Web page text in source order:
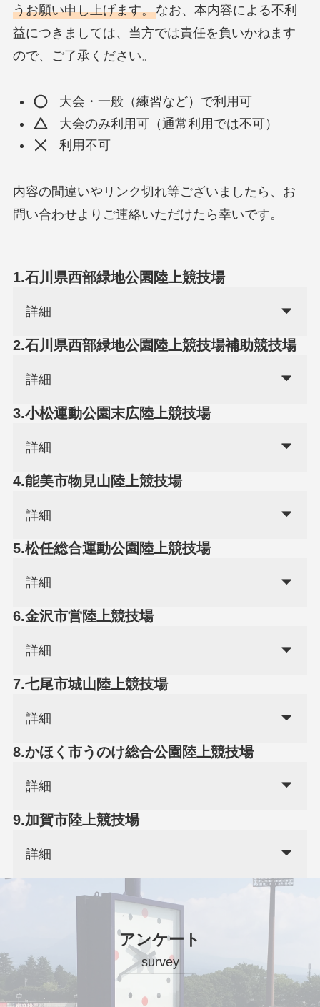
うお願い申し上げます。なお、本内容による不利
益につきましては、当方では責任を負いかねます
ので、ご了承ください。
大会・一般（練習など）で利用可
大会のみ利用可（通常利用では不可）
利用不可
内容の間違いやリンク切れ等ございましたら、お
問い合わせよりご連絡いただけたら幸いです。
1.石川県西部緑地公園陸上競技場
詳細
2.石川県西部緑地公園陸上競技場補助競技場
詳細
3.小松運動公園末広陸上競技場
詳細
4.能美市物見山陸上競技場
詳細
5.松任総合運動公園陸上競技場
詳細
6.金沢市営陸上競技場
詳細
7.七尾市城山陸上競技場
詳細
8.かほく市うのけ総合公園陸上競技場
詳細
9.加賀市陸上競技場
詳細
アンケート
survey